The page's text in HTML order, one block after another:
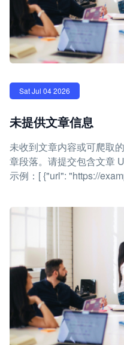
Sat Jul 04 2026
未提供文章信息
未收到文章内容或可爬取
章段落。请提交包含文章
示例：[ {"url": "https://